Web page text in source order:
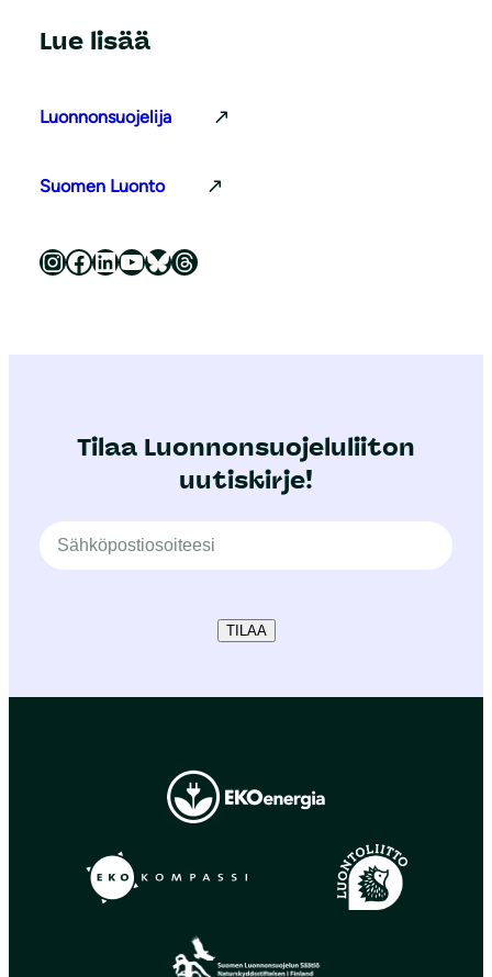
Lue lisää
Luonnonsuojelija
Suomen Luonto
Luonnonsuojeluliitto Instagramissa Luonnonsuojeluliitto Facebookissa Luonnonsuojeluliitto LinkedInissä Luonnonsuojeluliiton YouTube-kanava Luonnonsuojeluliitto Blueskyssa Luonnonsuojeluliitto Threadsissa
Tilaa Luonnonsuojeluliiton
uutiskirje!
TILAA